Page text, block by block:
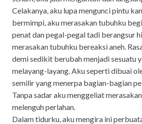
Celakanya, aku lupa mengunci pintu
bermimpi, aku merasakan tubuhku
penat dan pegal-pegal tadi berangsur
merasakan tubuhku bereaksi aneh.
demi sedikit berubah menjadi sesuatu
melayang-layang. Aku seperti dibuai
semilir yang menerpa bagian-bagian
Tanpa sadar aku menggeliat
melenguh perlahan.
Dalam tidurku, aku mengira ini